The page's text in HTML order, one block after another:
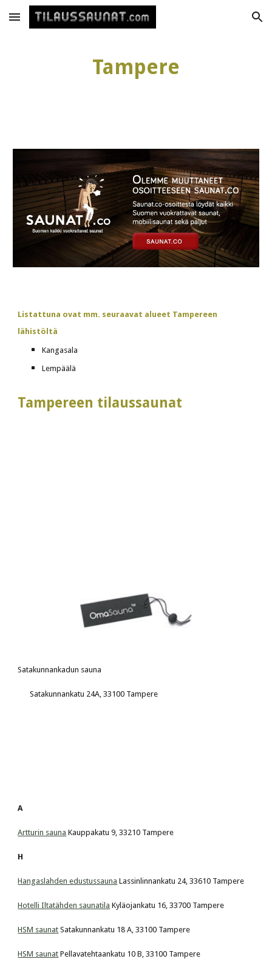
Skip to main content Skip to navigation
Tampere
Listattuna ovat mm. seuraavat alueet Tampereen
lähistöltä
Kangasala
Lempäälä
Tampereen tilaussaunat
Satakunnankadun sauna
Satakunnankatu 24A, 33100 Tampere
A
Artturin sauna Kauppakatu 9, 33210 Tampere
H
Hangaslahden edustussauna Lassinlinnankatu 24, 33610 Tampere
Hotelli Iltatähden saunatila Kyläojankatu 16, 33700 Tampere
HSM saunat Satakunnankatu 18 A, 33100 Tampere
HSM saunat Pellavatehtaankatu 10 B, 33100 Tampere